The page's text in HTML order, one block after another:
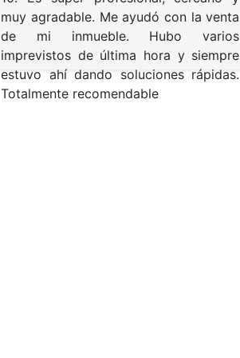
muy agradable. Me ayudó con la venta
de mi inmueble. Hubo varios
imprevistos de última hora y siempre
estuvo ahí dando soluciones rápidas.
Totalmente recomendable